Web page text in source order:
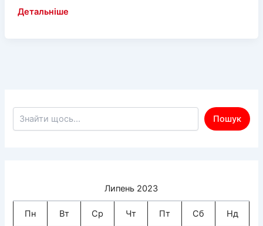
На
Детальніше
Пошук по сайту
Пошук
Липень 2023
Пн Вт Ср Чт Пт Сб Нд